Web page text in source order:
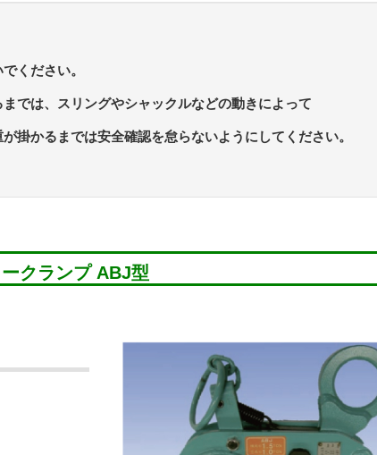
ください。
では、スリングやシャックルなどの動きによって
掛かるまでは安全確認を怠らないようにしてください。
クランプ ABJ型